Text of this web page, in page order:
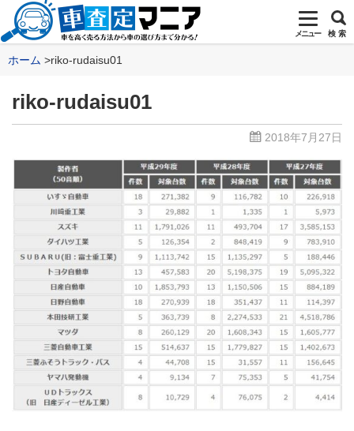
メニュー 検 索
ホーム riko-rudaisu01
riko-rudaisu01
2018年7月27日